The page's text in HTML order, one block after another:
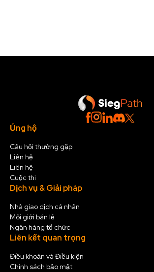
Ủng hộ
Câu hỏi thường gặp
Liên hệ
Liên hệ
Cuộc thi
Dịch vụ & Giải pháp
Nhà giao dịch cá nhân
Môi giới bán lẻ
Ngân hàng tổ chức
Liên kết quan trọng
Điều khoản và Điều kiện
Chính sách bảo mật